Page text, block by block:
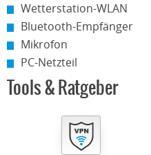
Wetterstation-WLAN
Bluetooth-Empfänger
Mikrofon
PC-Netzteil
Tools & Ratgeber